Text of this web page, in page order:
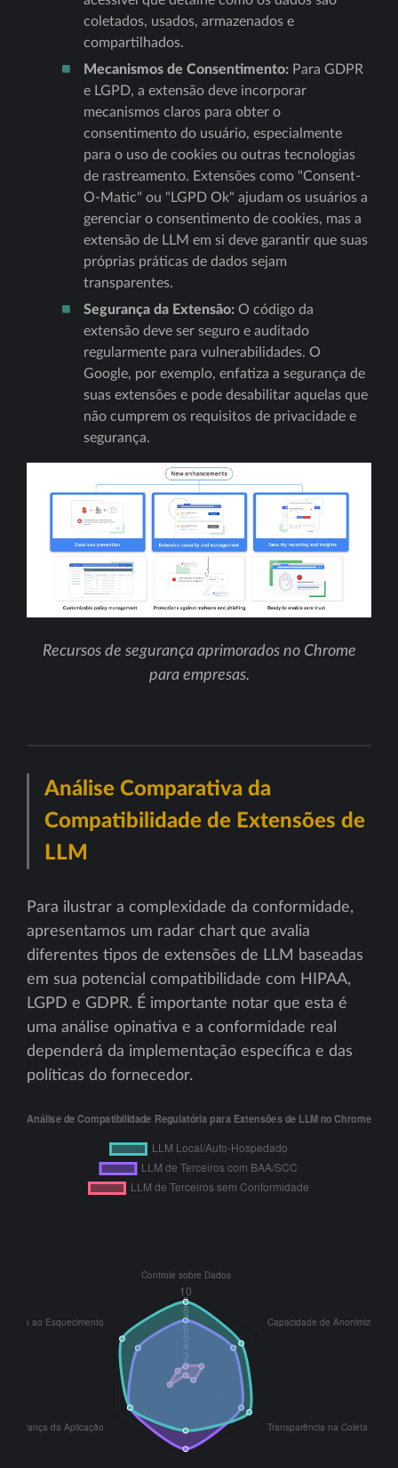
coletados, usados, armazenados e
compartilhados.
Mecanismos de Consentimento: Para GDPR
e LGPD, a extensão deve incorporar
mecanismos claros para obter o
consentimento do usuário, especialmente
para o uso de cookies ou outras tecnologias
de rastreamento. Extensões como "Consent-
O-Matic" ou "LGPD Ok" ajudam os usuários a
gerenciar o consentimento de cookies, mas a
extensão de LLM em si deve garantir que suas
próprias práticas de dados sejam
transparentes.
Segurança da Extensão: O código da
extensão deve ser seguro e auditado
regularmente para vulnerabilidades. O
Google, por exemplo, enfatiza a segurança de
suas extensões e pode desabilitar aquelas que
não cumprem os requisitos de privacidade e
segurança.
Recursos de segurança aprimorados no Chrome
para empresas.
Análise Comparativa da
Compatibilidade de Extensões de
LLM
Para ilustrar a complexidade da conformidade,
apresentamos um radar chart que avalia
diferentes tipos de extensões de LLM baseadas
em sua potencial compatibilidade com HIPAA,
LGPD e GDPR. É importante notar que esta é
uma análise opinativa e a conformidade real
dependerá da implementação específica e das
políticas do fornecedor.